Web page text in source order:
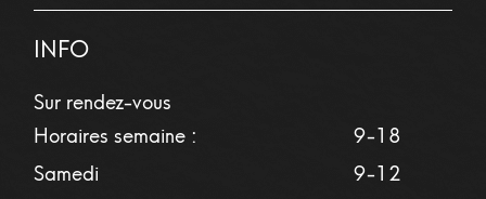
INFO
Sur rendez-vous
Horaires semaine :
9-18
Samedi
9-12